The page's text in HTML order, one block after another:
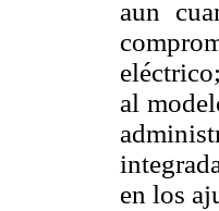
aun
al
en los